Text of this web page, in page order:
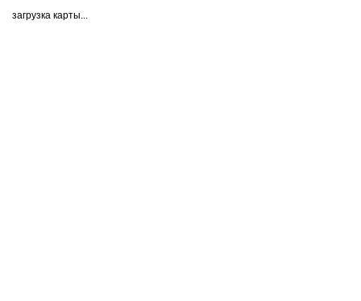
загрузка карты...